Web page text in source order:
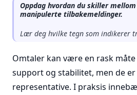
Oppdag hvordan du skiller
manipulerte tilbakemeldinger.
Lær deg hvilke tegn som indikerer
Omtaler kan være en rask måte
support og stabilitet, men de
representative. I praksis